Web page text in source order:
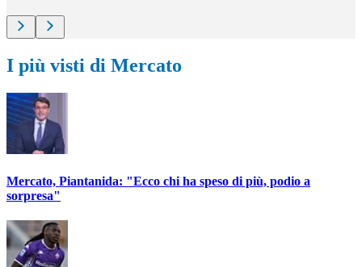
I più visti di Mercato
Mercato, Piantanida: "Ecco chi ha speso di più, podio a
sorpresa"